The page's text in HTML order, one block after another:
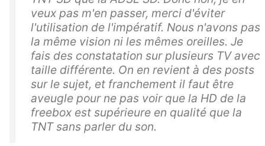
veux pas m'en passer, merci d'éviter
l'utilisation de l'impératif. Nous n'avons pas
la même vision ni les mêmes oreilles. Je
fais des constatation sur plusieurs TV avec
taille différente. On en revient à des posts
sur le sujet, et franchement il faut être
aveugle pour ne pas voir que la HD de la
freebox est supérieure en qualité que la
TNT sans parler du son.